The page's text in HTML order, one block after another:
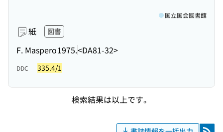
紙 図書
F. Maspero1975.<DA81-32>
国立国会図書館
DDC 335.4/1
検索結果は以上です。